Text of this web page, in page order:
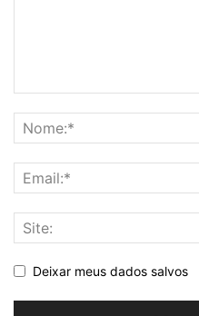
Deixar meus dados salvos